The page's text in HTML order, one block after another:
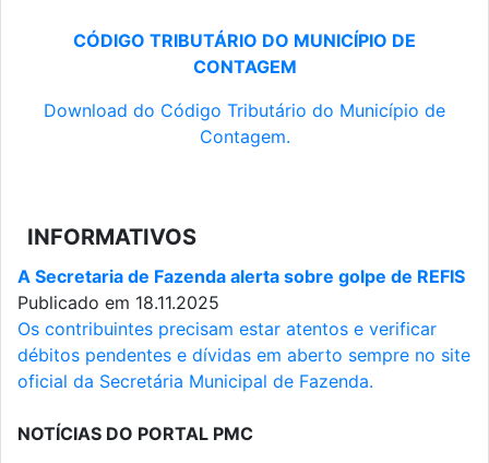
CÓDIGO TRIBUTÁRIO DO MUNICÍPIO DE
CONTAGEM
Download do Código Tributário do Município de
Contagem.
INFORMATIVOS
A Secretaria de Fazenda alerta sobre golpe de REFIS
Publicado em 18.11.2025
Os contribuintes precisam estar atentos e verificar
débitos pendentes e dívidas em aberto sempre no site
oficial da Secretária Municipal de Fazenda.
NOTÍCIAS DO PORTAL PMC